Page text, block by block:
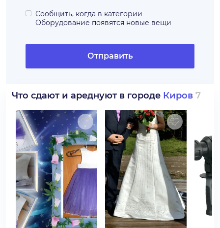
Сообщить, когда в категории
Оборудование появятся новые вещи
Отправить
Что сдают и ареднуют в городе Киров 7